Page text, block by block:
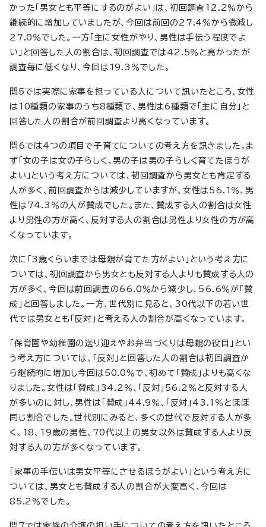
かった「男女とも平等にするのがよい」は、初回調査12.2％から
継続的に増加していましたが、今回は前回の27.4％から微減し
27.0％でした。一方「主に女性がやり、男性は手伝う程度でよ
い」と回答した人の割合は、初回調査では42.5％と高かったが
調査毎に低くなり、今回は19.3％でした。
問5では実際に家事を担っている人について訊いたところ、女性
は10種類の家事のうち8種類で、男性は6種類で「主に自分」と
回答した人の割合が前回調査より高くなっています。
問6では4つの項目で子育てについての考え方を訊きました。ま
ず「女の子は女の子らしく、男の子は男の子らしく育てたほうが
よい」という考え方については、初回調査から男女とも肯定する
人が多く、前回調査からは減少していますが、女性は56.1％、男
性は74.3％の人が賛成でした。また、賛成する人の割合は女性
より男性の方が高く、反対する人の割合は男性より女性の方が高
くなっています。
次に「3歳くらいまでは母親が育てた方がよい」という考え方に
ついては、初回調査から男女とも反対する人よりも賛成する人の
方が多く、今回は前回調査の66.0％から減少し、56.6％が「賛
成」と回答しました。一方、世代別に見ると、30代以下の若い世
代では男女とも「反対」と考える人の割合が高くなっています。
「保育園や幼稚園の送り迎えやお弁当づくりは母親の役目」とい
う考え方については、「反対」と回答した人の割合は初回調査か
ら継続的に増加し今回は50.0％で、初めて「賛成」よりも高くな
りました。女性は「賛成」34.2％、「反対」56.2％と反対する人
が多いのに対し、男性は「賛成」44.9％、「反対」43.1％とほぼ
同じ割合でした。世代別にみると、多くの世代で反対する人が多
く、18、19歳の男性、70代以上の男女以外は賛成する人より反
対する人の方が多くなっています。
「家事の手伝いは男女平等にさせるほうがよい」という考え方に
ついては、男女とも賛成する人の割合が大変高く、今回は
85.2％でした。